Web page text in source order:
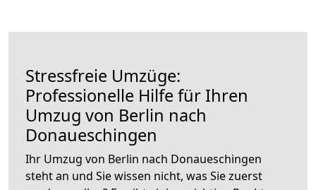
Stressfreie Umzüge:
Professionelle Hilfe für Ihren
Umzug von Berlin nach
Donaueschingen
Ihr Umzug von Berlin nach Donaueschingen
steht an und Sie wissen nicht, was Sie zuerst